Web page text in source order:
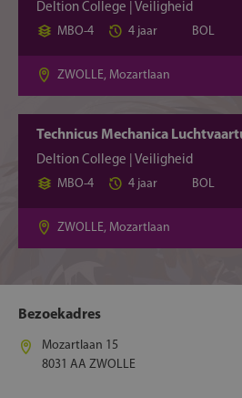
Bezoekadres
Mozartlaan 15
8031 AA ZWOLLE
Deltion College | Veiligheid
MBO-4
4 jaar BOL
ZWOLLE, Mozartlaan
Technicus Mechanica
Deltion College | Veiligheid
MBO-4
4 jaar BOL
ZWOLLE, Mozartlaan